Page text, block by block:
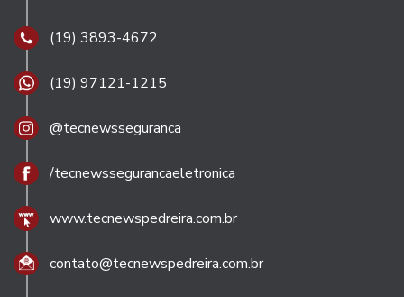
(19) 3893-4672
(19) 97121-1215
@tecnewsseguranca
/tecnewssegurancaeletronica
www.tecnewspedreira.com.br
contato@tecnewspedreira.com.br